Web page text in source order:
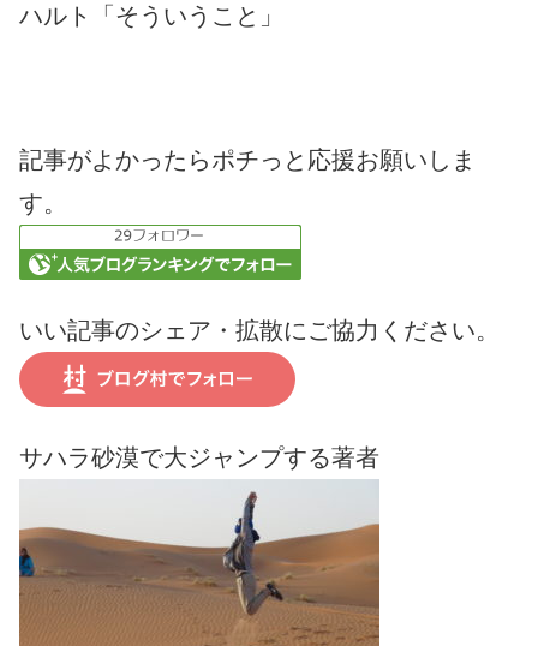
ハルト「そういうこと」
記事がよかったらポチっと応援お願いしま
す。
いい記事のシェア・拡散にご協力ください。
サハラ砂漠で大ジャンプする著者